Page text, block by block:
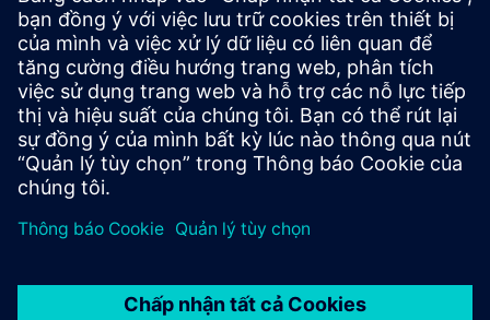
Chuyển động
Service
Cung cấp dịch vụ cho một sản phẩm/giải pháp Siemens
Xcelerator giúp khách hàng triển khai, tích hợp, vận hành
hoặc bảo trì sản phẩm